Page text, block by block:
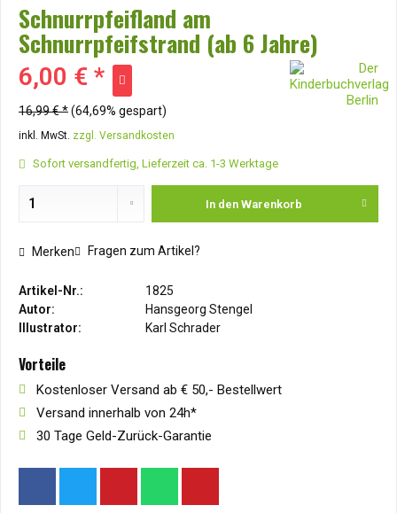
Schnurrpfeifland am
Schnurrpfeifstrand (ab 6 Jahre)
6,00 € *
16,99 € *(64,69% gespart)
inkl. MwSt. zzgl. Versandkosten
Sofort versandfertig, Lieferzeit ca. 1-3 Werktage
In den Warenkorb
Merken Fragen zum Artikel?
Artikel-Nr.:
1825
Autor:
Hansgeorg Stengel
Illustrator:
Karl Schrader
Vorteile
Kostenloser Versand ab € 50,- Bestellwert
Versand innerhalb von 24h*
30 Tage Geld-Zurück-Garantie